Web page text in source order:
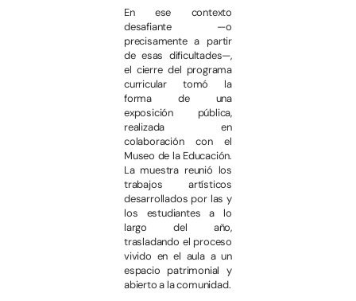
En ese contexto
desafiante —o
precisamente a partir
de esas dificultades—,
el cierre del programa
curricular tomó la
forma de una
exposición pública,
realizada en
colaboración con el
Museo de la Educación.
La muestra reunió los
trabajos artísticos
desarrollados por las y
los estudiantes a lo
largo del año,
trasladando el proceso
vivido en el aula a un
espacio patrimonial y
abierto a la comunidad.